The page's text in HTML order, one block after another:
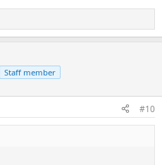
Staff member
#10